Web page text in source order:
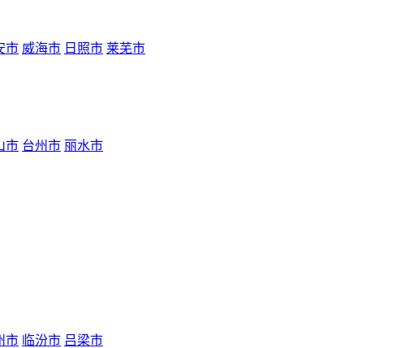
市 威海市 日照市 莱芜市
市 台州市 丽水市
市 临汾市 吕梁市